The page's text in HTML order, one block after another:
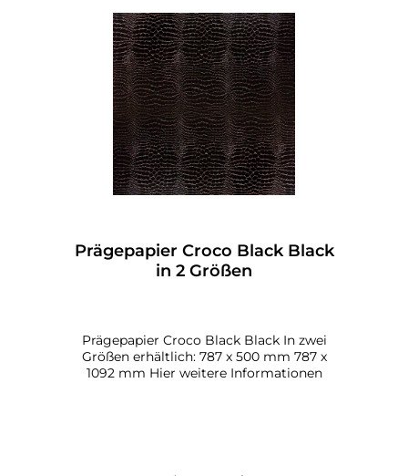
Prägepapier Croco Black Black
in 2 Größen
Prägepapier Croco Black Black In zwei
Größen erhältlich: 787 x 500 mm 787 x
1092 mm Hier weitere Informationen